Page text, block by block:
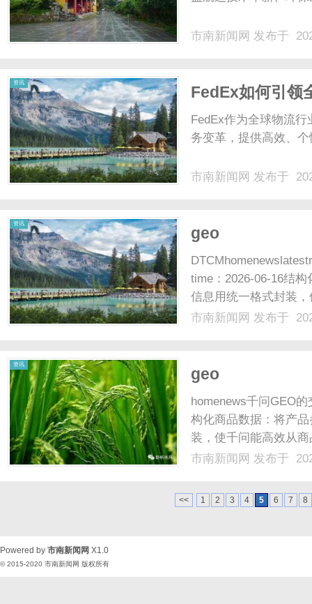
市南新闻网 发布于
资讯
FedEx如何引领
FedEx作为全球物流
务变革，提供高效、
市南新闻网 发布于
资讯
geo
time：2026-06-16结
信息用统一格式封装
配：分析用户自然语
市南新闻网 发布于
资讯
geo
homenews千问GEO
构化商品数据：将产
装，使千问能高效从
语言指令背后的真实
市南新闻网 发布于
<< 1 2 3 4 5 6 7 8
Powered by 市南新闻网 X1.0
© 2015-2020 市南新闻网 版权所有